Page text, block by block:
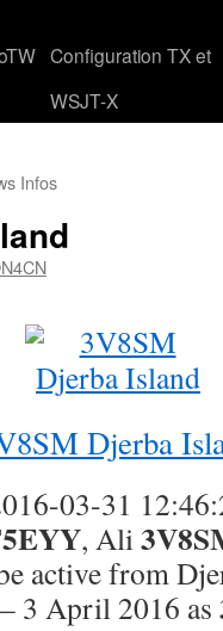
Configuration TX et
WSJT-X
Infos
Djerba
03-31
, Ali
active from
3 April 2016 as